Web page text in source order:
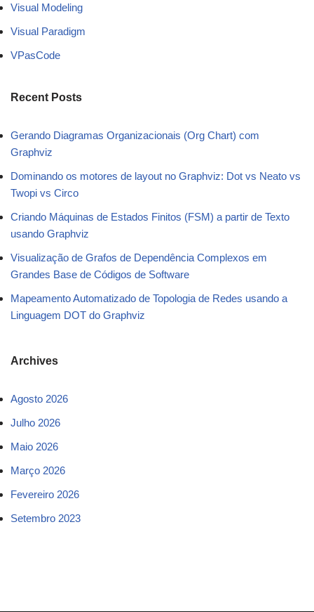
Visual Modeling
Visual Paradigm
VPasCode
Recent Posts
Gerando Diagramas Organizacionais (Org Chart) com
Graphviz
Dominando os motores de layout no Graphviz: Dot vs Neato vs
Twopi vs Circo
Criando Máquinas de Estados Finitos (FSM) a partir de Texto
usando Graphviz
Visualização de Grafos de Dependência Complexos em
Grandes Base de Códigos de Software
Mapeamento Automatizado de Topologia de Redes usando a
Linguagem DOT do Graphviz
Archives
Agosto 2026
Julho 2026
Maio 2026
Março 2026
Fevereiro 2026
Setembro 2023